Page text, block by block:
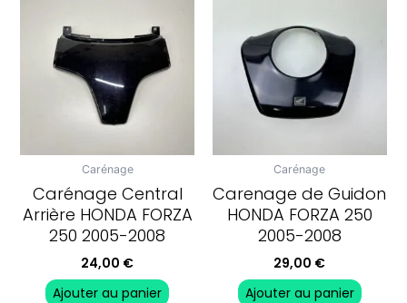
Carénage
Carénage Central
Arrière HONDA FORZA
250 2005-2008
24,00 €
Ajouter au panier
Carénage
Carenage de Guidon
HONDA FORZA 250
2005-2008
29,00 €
Ajouter au panier